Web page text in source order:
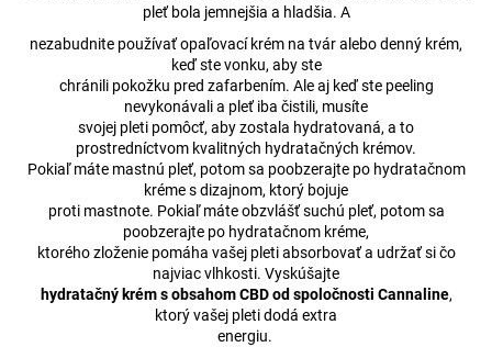
pleť bola jemnejšia a hladšia. A
nezabudnite používať opaľovací krém na tvár alebo denný krém,
keď ste vonku, aby ste
chránili pokožku pred zafarbením. Ale aj keď ste peeling
nevykonávali a pleť iba čistili, musíte
svojej pleti pomôcť, aby zostala hydratovaná, a to
prostredníctvom kvalitných hydratačných krémov.
Pokiaľ máte mastnú pleť, potom sa poobzerajte po hydratačnom
kréme s dizajnom, ktorý bojuje
proti mastnote. Pokiaľ máte obzvlášť suchú pleť, potom sa
poobzerajte po hydratačnom kréme,
ktorého zloženie pomáha vašej pleti absorbovať a udržať si čo
najviac vlhkosti. Vyskúšajte
hydratačný krém s obsahom CBD od spoločnosti Cannaline,
ktorý vašej pleti dodá extra
energiu.